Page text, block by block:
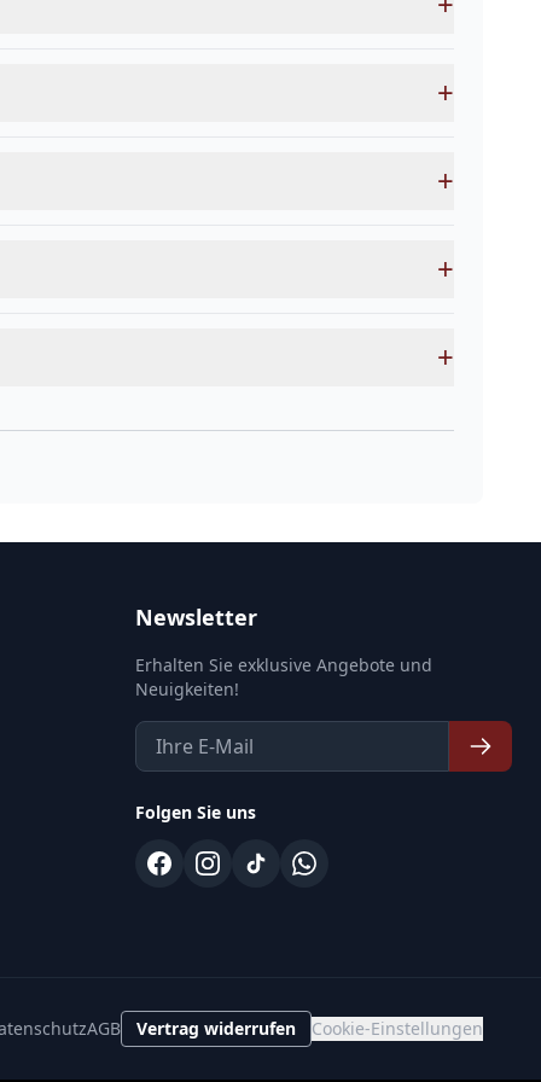
+
+
+
+
Newsletter
Erhalten Sie exklusive Angebote und
Neuigkeiten!
Folgen Sie uns
AGB Vertrag widerrufen Cookie-Einstellungen